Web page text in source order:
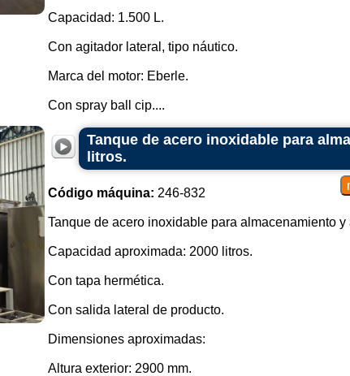
Capacidad: 1.500 L.
Con agitador lateral, tipo náutico.
Marca del motor: Eberle.
Con spray ball cip....
Tanque de acero inoxidable para
litros.
Código máquina: 246-832
Tanque de acero inoxidable para almacenamiento y
Capacidad aproximada: 2000 litros.
Con tapa hermética.
Con salida lateral de producto.
Dimensiones aproximadas:
Altura exterior: 2900 mm.